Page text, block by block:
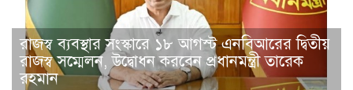
রাজস্ব ব্যবস্থার সংস্কারে ১৮ আগস্ট এনবিআরের দ্বিতীয়
রাজস্ব সম্মেলন, উদ্বোধন করবেন প্রধানমন্ত্রী তারেক
রহমান